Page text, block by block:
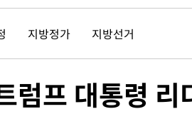
지방정가 지방선거
프 대통령 리